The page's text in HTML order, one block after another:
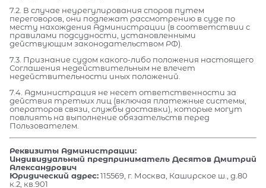
7.2. В случае неурегулирования споров путем
переговоров, они подлежат рассмотрению в суде по
месту нахождения Администрации (в соответствии с
правилами подсудности, установленными
действующим законодательством РФ).
7.3. Признание судом какого-либо положения настоящего
Соглашения недействительным не влечет
недействительности иных положений.
7.4. Администрация не несет ответственности за
действия третьих лиц (включая платежные системы,
операторов связи, службы доставки), которые могут
повлиять на выполнение обязательств перед
Пользователем.
Реквизиты Администрации:
Индивидуальный предприниматель Десятов Дмитрий
Александрович
Юридический адрес:115569, г. Москва, Каширское ш., д.80
к.2, кв.901